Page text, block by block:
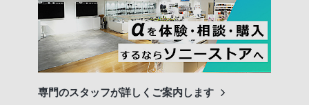
専門のスタッフが詳しくご案内します